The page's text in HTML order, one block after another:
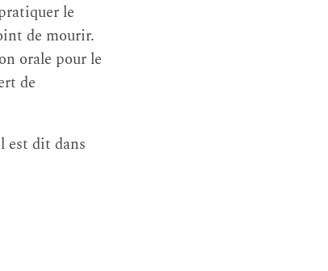
le
de mourir.
orale pour le
de
est dit dans